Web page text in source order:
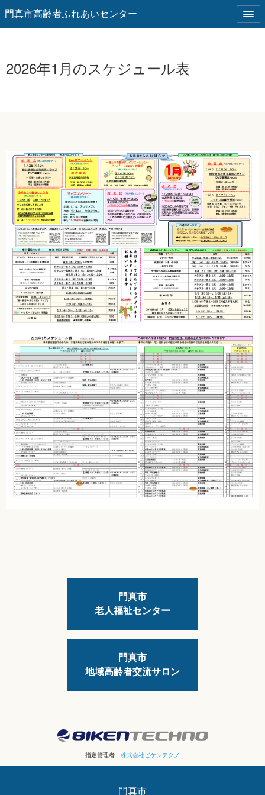
門真市高齢者ふれあいセンター
2026年1月のスケジュール表
門真市
老人福祉センター
門真市
地域高齢者交流サロン
指定管理者 株式会社ビケンテクノ
門真市